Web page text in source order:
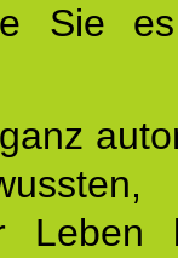
Sie
Leben